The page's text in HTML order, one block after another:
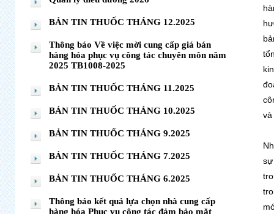
và
BẢN TIN THUỐC THÁNG 12.2025
Thông báo Về việc mời cung cấp giá bán
hàng hóa phục vụ công tác chuyên môn năm
2025 TB1008-2025
BẢN TIN THUỐC THÁNG 11.2025
BẢN TIN THUỐC THÁNG 10.2025
BẢN TIN THUỐC THÁNG 9.2025
BẢN TIN THUỐC THÁNG 7.2025
BẢN TIN THUỐC THÁNG 6.2025
Thông báo kết quả lựa chọn nhà cung cấp
hàng hóa Phục vụ công tác đảm bảo mặt